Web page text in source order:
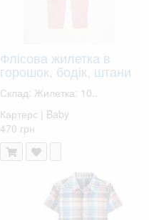
Флісова жилетка в
горошок, бодік, штани
Склад: Жилетка: 10..
Картерс | Baby
470 грн